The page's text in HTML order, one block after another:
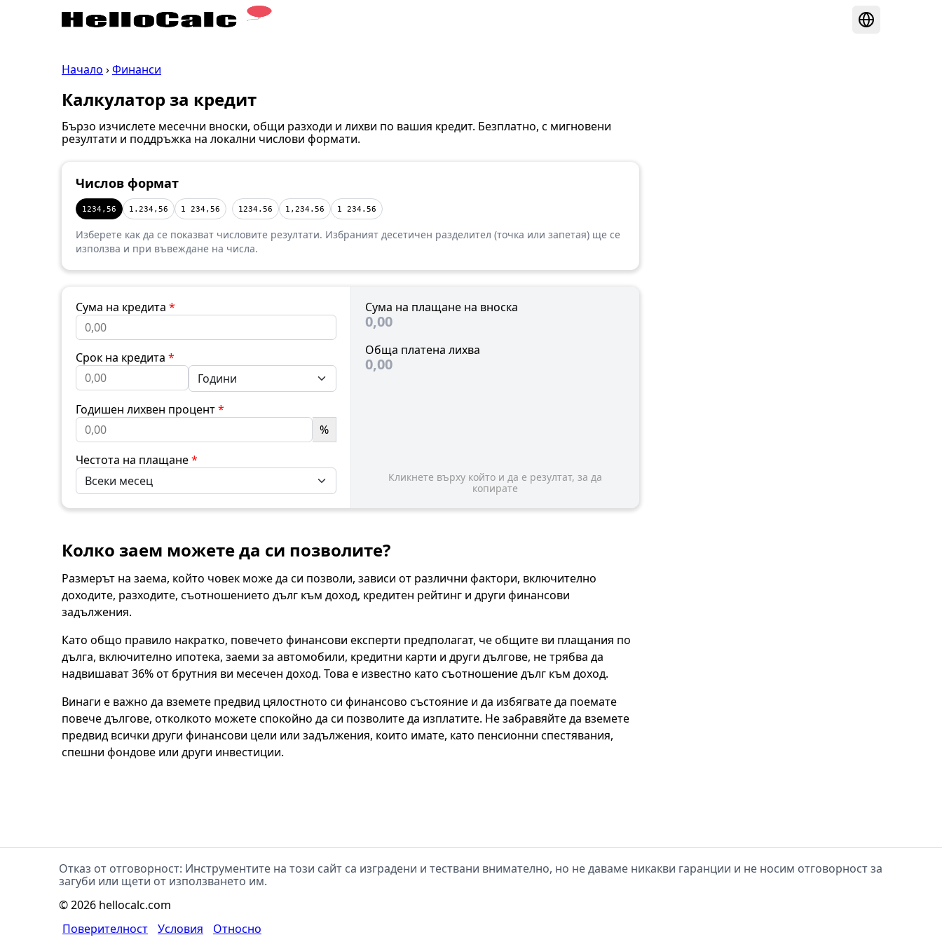
Начало ›Финанси
Калкулатор за кредит
Бързо изчислете месечни вноски, общи разходи и лихви по вашия кредит. Безплатно, с мигновени
резултати и поддръжка на локални числови формати.
Числов формат
1234,56 1.234,56 1 234,56 1234.56 1,234.56 1 234.56
Изберете как да се показват числовите резултати. Избраният десетичен разделител (точка или запетая) ще се
използва и при въвеждане на числа.
Сума на кредита *
Срок на кредита *
Годишен лихвен процент*
%
Честота на плащане*
Сума на плащане на вноска
0,00
Обща платена лихва
0,00
Кликнете върху който и да е резултат, за да
копирате
Колко заем можете да си позволите?
Размерът на заема, който човек може да си позволи, зависи от различни фактори, включително
доходите, разходите, съотношението дълг към доход, кредитен рейтинг и други финансови
задължения.
Като общо правило накратко, повечето финансови експерти предполагат, че общите ви плащания по
дълга, включително ипотека, заеми за автомобили, кредитни карти и други дългове, не трябва да
надвишават 36% от брутния ви месечен доход. Това е известно като съотношение дълг към доход.
Винаги е важно да вземете предвид цялостното си финансово състояние и да избягвате да поемате
повече дългове, отколкото можете спокойно да си позволите да изплатите. Не забравяйте да вземете
предвид всички други финансови цели или задължения, които имате, като пенсионни спестявания,
спешни фондове или други инвестиции.
Отказ от отговорност: Инструментите на този сайт са изградени и тествани внимателно, но не даваме никакви гаранции и не носим отговорност за
загуби или щети от използването им.
©2026 hellocalc.com
Поверителност
Условия Относно